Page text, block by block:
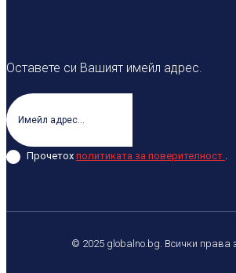
Оставете си Вашият имейл адрес.
Прочетох политиката за поверителност .
© 2025 globalno.bg. Всички права